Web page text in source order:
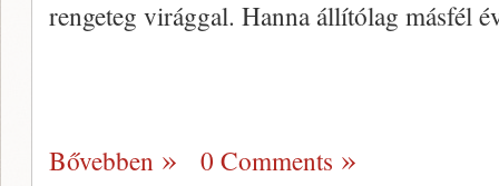
rengeteg virággal. Hanna állítólag másfél
Bővebben 0 Comments